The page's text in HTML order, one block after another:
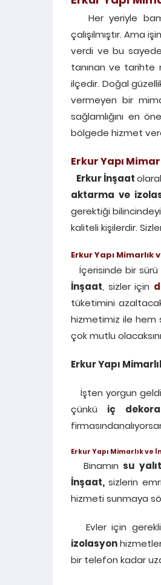
Her yeriyle
çalışılmıştır. Ama
verdi ve bu
tanınan ve tarihte
ilçedir. Doğal
vermeyen bir
sağlamlığını en
bölgede hizmet
ErkurYapı
Erkur İnşaat
aktarma ve
gerektiği
kaliteli kişilerdir.
ErkurYapı Mimarlık
İçerisinde bir sürü
İnşaat, sizler için
tüketimini
hizmetimiz ile hem
çok mutlu
ErkurYapı
İşten yorgun
çünkü iç
Erkur Yapı Mimarlık ve
Binamın su
İnşaat, sizlerin
hizmeti sunmaya
Evler için
izolasyon
bir telefon kadar